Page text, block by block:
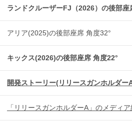
ランドクルーザーFJ（2026）の後部座
アリア(2025)の後部座席 角度32°
キックス(2026)の後部座席 角度22°
開発ストーリー(リリースガンホルダー
「リリースガンホルダーA」のメディア